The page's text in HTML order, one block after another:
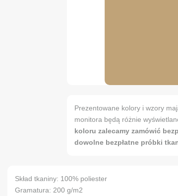
Prezentowane kolory i wzory
monitora będą różnie
koloru zalecamy zamówić
dowolne bezpłatne próbki
Skład tkaniny: 100% poliester
Gramatura: 200 g/m2